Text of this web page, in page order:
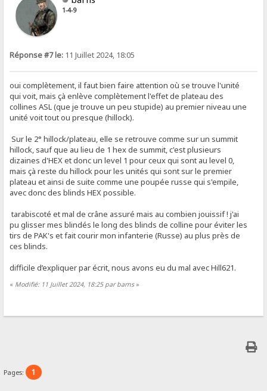
1-4-9
Réponse #7 le: 11 Juillet 2024, 18:05
oui complètement, il faut bien faire attention où se trouve l'unité
qui voit, mais çà enlève complètement l'effet de plateau des
collines ASL (que je trouve un peu stupide) au premier niveau une
unité voit tout ou presque (hillock).
Sur le 2° hillock/plateau, elle se retrouve comme sur un summit
hillock, sauf que au lieu de 1 hex de summit, c'est plusieurs
dizaines d'HEX et donc un level 1 pour ceux qui sont au level 0,
mais çà reste du hillock pour les unités qui sont sur le premier
plateau et ainsi de suite comme une poupée russe qui s'empile,
avec donc des blinds HEX possible.
tarabiscoté et mal de crâne assuré mais au combien jouissif ! j'ai
pu glisser mes blindés le long des blinds de colline pour éviter les
tirs de PAK's et fait courir mon infanterie (Russe) au plus près de
ces blinds.
difficile d’expliquer par écrit, nous avons eu du mal avec Hill621.
« Modifié: 11 Juillet 2024, 18:25 par barns»
Pages: 1